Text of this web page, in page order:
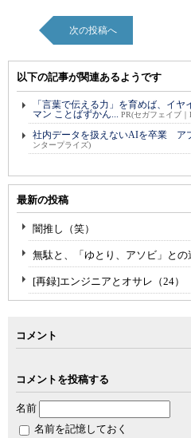
次の投稿へ
以下の記事が関連あるようです
「言葉で伝える力」を育めば、イ
マン ことばずかん... PR(セガフェイブ｜
社内データを扱えないAIを卒業 ア
ンタープライズ)
最新の投稿
闇推し（笑）
無駄と、「ゆとり、アソビ」との
[再録]エンジニアとオサレ（24）
コメント
コメントを投稿する
名前
名前を記憶しておく